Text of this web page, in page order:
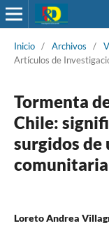
Inicio / Archivos /
Artículos de
Tormenta
Chile:
surgidos
Loreto Andrea